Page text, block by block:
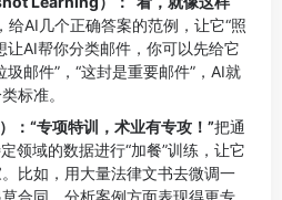
给AI几个正确答案的范例，让它“照
让AI帮你分类邮件，你可以先给它
圾邮件”，“这封是重要邮件”，AI就
标准。
“专项特训，术业有专攻！”把通
领域的数据进行“加餐”训练，让它
比如，用大量法律文书去微调一